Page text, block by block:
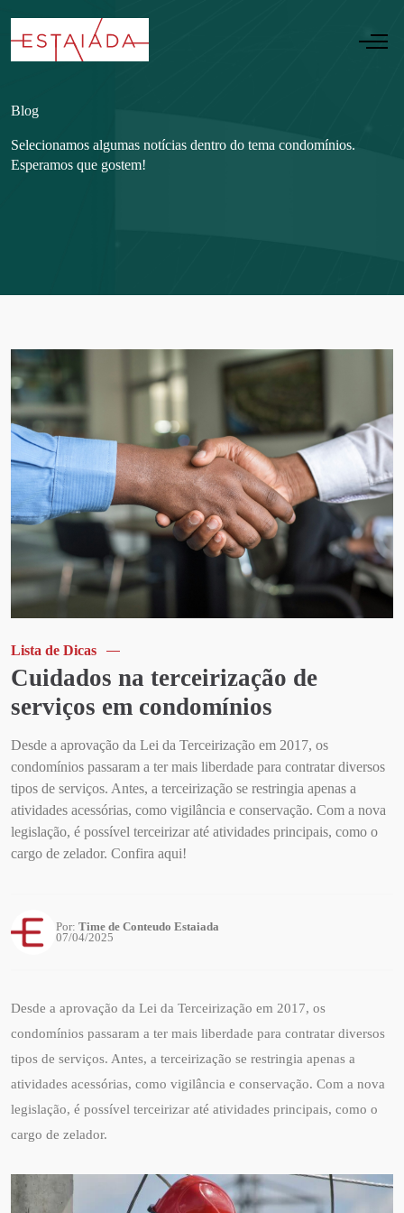
Blog
Selecionamos algumas notícias dentro do tema condomínios.
Esperamos que gostem!
Lista de Dicas
Cuidados na terceirização de
serviços em condomínios
Desde a aprovação da Lei da Terceirização em 2017, os
condomínios passaram a ter mais liberdade para contratar diversos
tipos de serviços. Antes, a terceirização se restringia apenas a
atividades acessórias, como vigilância e conservação. Com a nova
legislação, é possível terceirizar até atividades principais, como o
cargo de zelador. Confira aqui!
Por: Time de Conteudo Estaiada
07/04/2025
Desde a aprovação da Lei da Terceirização em 2017, os
condomínios passaram a ter mais liberdade para contratar diversos
tipos de serviços. Antes, a terceirização se restringia apenas a
atividades acessórias, como vigilância e conservação. Com a nova
legislação, é possível terceirizar até atividades principais, como o
cargo de zelador.